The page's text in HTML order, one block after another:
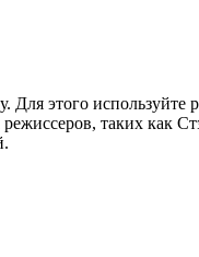
этого
таких